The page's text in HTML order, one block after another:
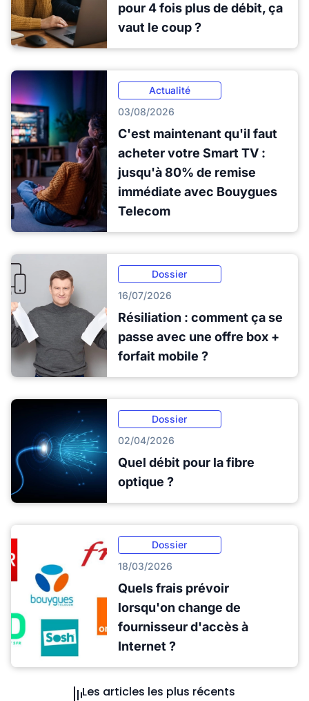
pour 4 fois plus de débit, ça
vaut le coup ?
Actualité
03/08/2026
C'est maintenant qu'il faut
acheter votre Smart TV :
jusqu'à 80% de remise
immédiate avec Bouygues
Telecom
Dossier
16/07/2026
Résiliation : comment ça se
passe avec une offre box +
forfait mobile ?
Dossier
02/04/2026
Quel débit pour la fibre
optique ?
Dossier
18/03/2026
Quels frais prévoir
lorsqu'on change de
fournisseur d'accès à
Internet ?
Les articles les plus récents